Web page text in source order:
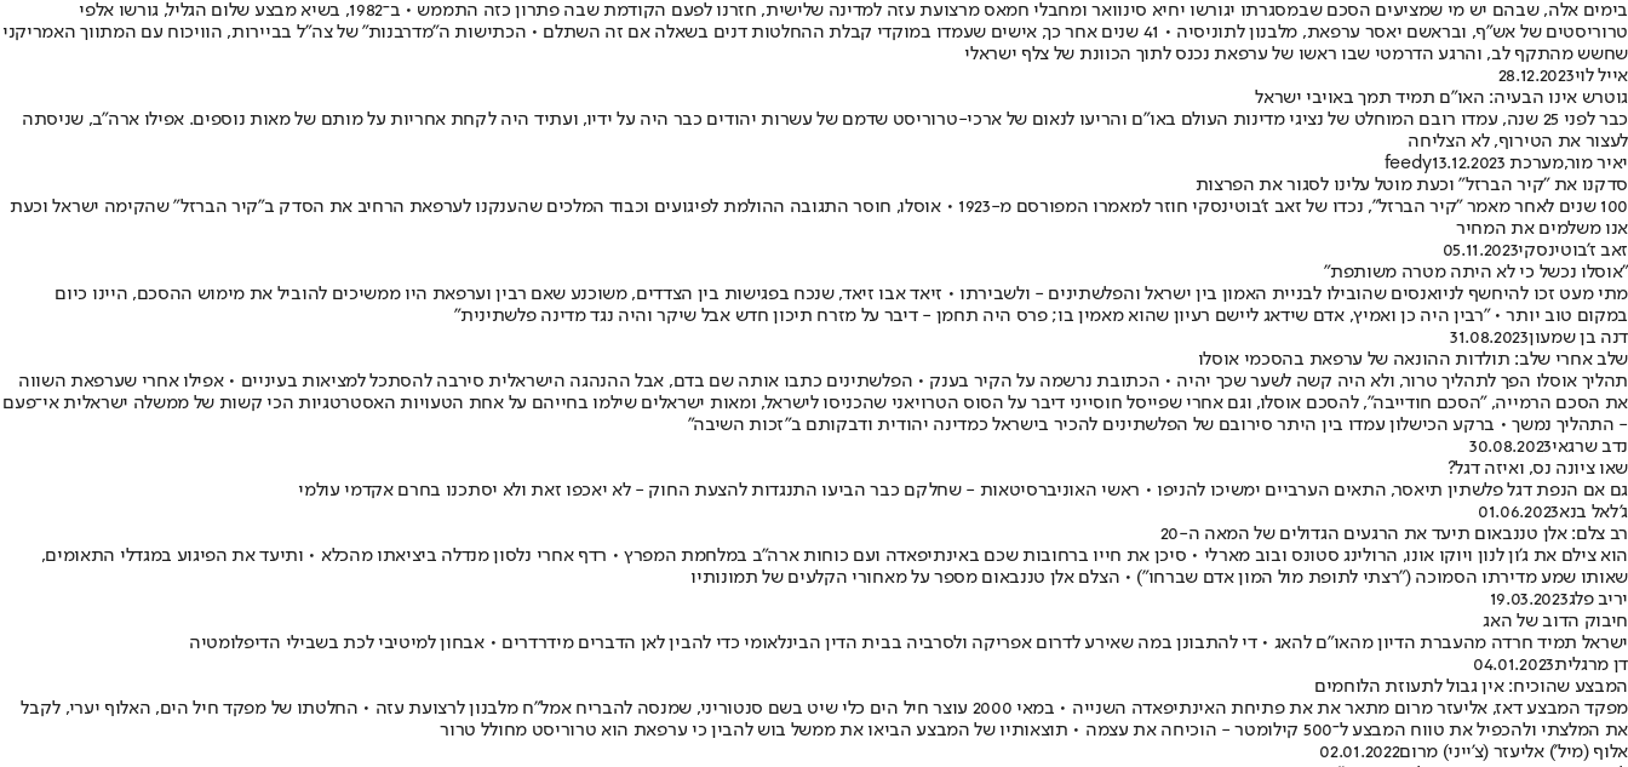
בימים אלה, שבהם יש מי שמציעים הסכם שבמסגרתו יגורשו יחיא סינוואר ומחבלי חמאס מרצועת עזה למדינה שלישית, חזרנו לפעם הקודמת שבה פתרון כזה התממש • ב־1982, בשיא מבצע שלום הגליל, גורשו אלפי
טרוריסטים של אש"ף, ובראשם יאסר ערפאת, מלבנון לתוניסיה • 41 שנים אחר כך, אישים שעמדו במוקדי קבלת ההחלטות דנים בשאלה אם זה השתלם • הכתישות ה"מדרבנות" של צה"ל בביירות, הוויכוח עם המתווך האמריקני
שחשש מהתקף לב, והרגע הדרמטי שבו ראשו של ערפאת נכנס לתוך הכוונת של צלף ישראלי
אייל לוי28.12.2023
גוטרש אינו הבעיה: האו"ם תמיד תמך באויבי ישראל
כבר לפני 25 שנה, עמדו רובם המוחלט של נציגי מדינות העולם באו"ם והריעו לנאום של ארכי-טרוריסט שדמם של עשרות יהודים כבר היה על ידיו, ועתיד היה לקחת אחריות על מותם של מאות נוספים. אפילו ארה"ב, שניסתה
לעצור את הטירוף, לא הצליחה
יאיר מור,מערכת feedy 13.12.2023
סדקנו את "קיר הברזל" וכעת מוטל עלינו לסגור את הפרצות
100 שנים לאחר מאמר "קיר הברזל", נכדו של זאב ז'בוטינסקי חוזר למאמרו המפורסם מ-1923 • אוסלו, חוסר התגובה ההולמת לפיגועים וכבוד המלכים שהענקנו לערפאת הרחיב את הסדק ב"קיר הברזל" שהקימה ישראל וכעת
אנו משלמים את המחיר
זאב ז'בוטינסקי05.11.2023
"אוסלו נכשל כי לא היתה מטרה משותפת"
מתי מעט זכו להיחשף לניואנסים שהובילו לבניית האמון בין ישראל והפלשתינים - ולשבירתו • זיאד אבו זיאד, שנכח בפגישות בין הצדדים, משוכנע שאם רבין וערפאת היו ממשיכים להוביל את מימוש ההסכם, היינו כיום
במקום טוב יותר • "רבין היה כן ואמיץ, אדם שידאג ליישם רעיון שהוא מאמין בו; פרס היה תחמן - דיבר על מזרח תיכון חדש אבל שיקר והיה נגד מדינה פלשתינית"
דנה בן שמעון31.08.2023
שלב אחרי שלב: תולדות ההונאה של ערפאת בהסכמי אוסלו
תהליך אוסלו הפך לתהליך טרור, ולא היה קשה לשער שכך יהיה • הכתובת נרשמה על הקיר בענק • הפלשתינים כתבו אותה שם בדם, אבל ההנהגה הישראלית סירבה להסתכל למציאות בעיניים • אפילו אחרי שערפאת השווה
את הסכם הרמייה, "הסכם חודייבה", להסכם אוסלו, וגם אחרי שפייסל חוסייני דיבר על הסוס הטרויאני שהכניסו לישראל, ומאות ישראלים שילמו בחייהם על אחת הטעויות האסטרטגיות הכי קשות של ממשלה ישראלית אי־פעם
- התהליך נמשך • ברקע הכישלון עמדו בין היתר סירובם של הפלשתינים להכיר בישראל כמדינה יהודית ודבקותם ב"זכות השיבה"
נדב שרגאי30.08.2023
שאו ציונה נס, ואיזה דגל?
גם אם הנפת דגל פלשתין תיאסר, התאים הערביים ימשיכו להניפו • ראשי האוניברסיטאות - שחלקם כבר הביעו התנגדות להצעת החוק - לא יאכפו זאת ולא יסתכנו בחרם אקדמי עולמי
ג'לאל בנא01.06.2023
רב צלם: אלן טננבאום תיעד את הרגעים הגדולים של המאה ה-20
הוא צילם את ג'ון לנון ויוקו אונו, הרולינג סטונס ובוב מארלי • סיכן את חייו ברחובות שכם באינתיפאדה ועם כוחות ארה"ב במלחמת המפרץ • רדף אחרי נלסון מנדלה ביציאתו מהכלא • ותיעד את הפיגוע במגדלי התאומים,
שאותו שמע מדירתו הסמוכה ("רצתי לתופת מול המון אדם שברחו") • הצלם אלן טננבאום מספר על מאחורי הקלעים של תמונותיו
יריב פלג19.03.2023
חיבוק הדוב של האג
ישראל תמיד חרדה מהעברת הדיון מהאו"ם להאג • די להתבונן במה שאירע לדרום אפריקה ולסרביה בבית הדין הבינלאומי כדי להבין לאן הדברים מידרדרים • אבחון למיטיבי לכת בשבילי הדיפלומטיה
דן מרגלית04.01.2023
המבצע שהוכיח: אין גבול לתעוזת הלוחמים
מפקד המבצע דאז, אליעזר מרום מתאר את את פתיחת האינתיפאדה השנייה • במאי 2000 עוצר חיל הים כלי שיט בשם סנטוריני, שמנסה להבריח אמל"ח מלבנון לרצועת עזה • החלטתו של מפקד חיל הים, האלוף יערי, לקבל
את המלצתי ולהכפיל את טווח המבצע ל־500 קילומטר - הוכיחה את עצמה • תוצאותיו של המבצע הביאו את ממשל בוש להבין כי ערפאת הוא טרוריסט מחולל טרור
אלוף (מיל') אליעזר (צ'ייני) מרום02.01.2022